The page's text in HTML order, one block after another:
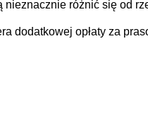
nieznacznie różnić się od
dodatkowej opłaty za